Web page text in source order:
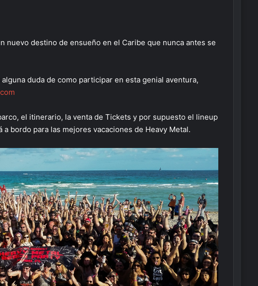
nuevo destino de ensueño en el Caribe que nunca antes se
duda de como participar en esta genial aventura,
el itinerario, la venta de Tickets y por supuesto el lineup
bordo para las mejores vacaciones de Heavy Metal.